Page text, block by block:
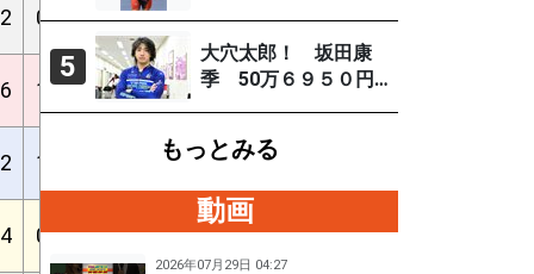
2 0 8 1 8 20 22% 24% 46%
6 1 9 3 4 6 41% 55% 73%
2 1 1 6 10%
4 0 6 3 5 16 20% 30% 47%
ードレース連続優勝
「自分の力を出すだ
け」
5
大穴太郎！ 坂田康
季 50万６９５０円
もっとみる
動画
2026年07月29日 04:27